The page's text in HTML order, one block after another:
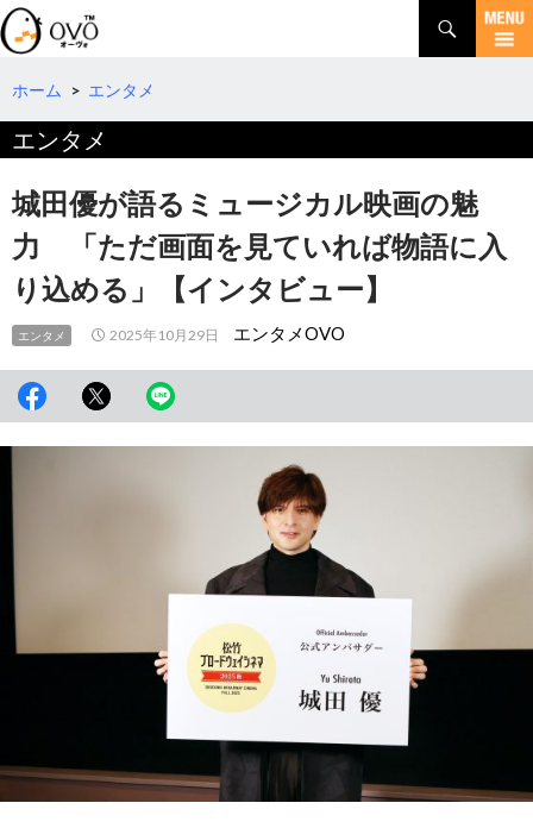
検
索
コ
テ
へ
動
ホーム > エンタメ
エンタメ
城田優が語るミュージカル映画の魅
力 「ただ画面を見ていれば物語に入
り込める」【インタビュー】
エンタメ 2025年10月29日 エンタメOVO